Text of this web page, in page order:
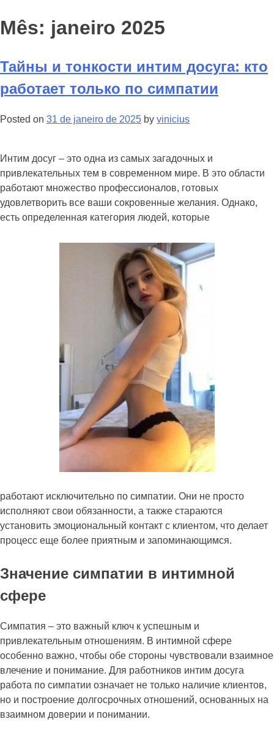
Mês: janeiro 2025
Тайны и тонкости интим досуга: кто
работает только по симпатии
Posted on 31 de janeiro de 2025 by vinicius
Интим досуг – это одна из самых загадочных и
привлекательных тем в современном мире. В это области
работают множество профессионалов, готовых
удовлетворить все ваши сокровенные желания. Однако,
есть определенная категория людей, которые
работают исключительно по симпатии. Они не просто
исполняют свои обязанности, а также стараются
установить эмоциональный контакт с клиентом, что делает
процесс еще более приятным и запоминающимся.
Значение симпатии в интимной
сфере
Симпатия – это важный ключ к успешным и
привлекательным отношениям. В интимной сфере
особенно важно, чтобы обе стороны чувствовали взаимное
влечение и понимание. Для работников интим досуга
работа по симпатии означает не только наличие клиентов,
но и построение долгосрочных отношений, основанных на
взаимном доверии и понимании.